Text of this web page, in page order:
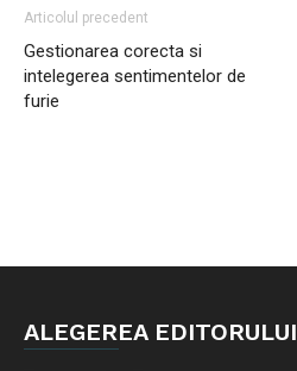
Articolul precedent
Gestionarea corecta si
intelegerea sentimentelor de
furie
ALEGEREA EDITORULUI